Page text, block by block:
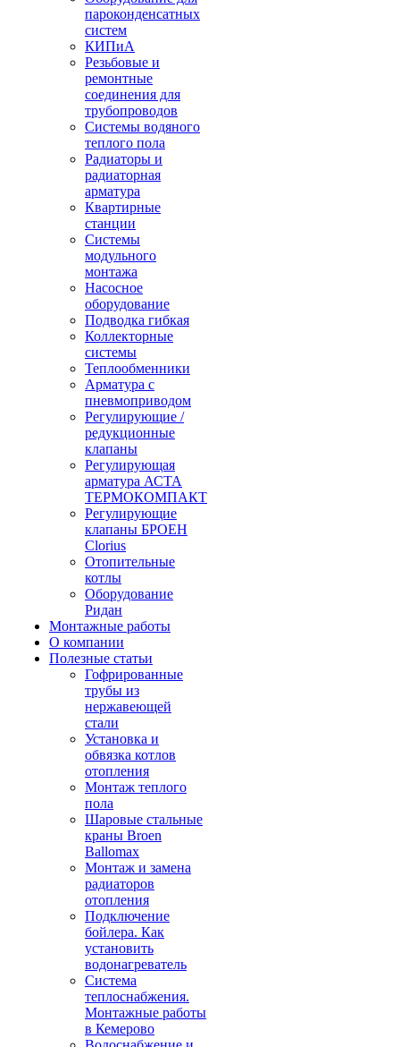
пароконденсатных
систем
КИПиА
Резьбовые и
ремонтные
соединения для
трубопроводов
Системы водяного
теплого пола
Радиаторы и
радиаторная
арматура
Квартирные
станции
Системы
модульного
монтажа
Насосное
оборудование
Подводка гибкая
Коллекторные
системы
Теплообменники
Арматура с
пневмоприводом
Регулирующие /
редукционные
клапаны
Регулирующая
арматура АСТА
ТЕРМОКОМПАКТ
Регулирующие
клапаны БРОЕН
Clorius
Отопительные
котлы
Оборудование
Ридан
Монтажные работы
О компании
Полезные статьи
Гофрированные
трубы из
нержавеющей
стали
Установка и
обвязка котлов
отопления
Монтаж теплого
пола
Шаровые стальные
краны Broen
Ballomax
Монтаж и замена
радиаторов
отопления
Подключение
бойлера. Как
установить
водонагреватель
Система
теплоснабжения.
Монтажные работы
в Кемерово